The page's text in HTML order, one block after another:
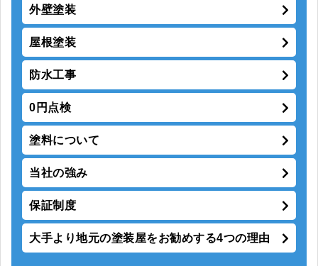
外壁塗装
屋根塗装
防水工事
0円点検
塗料について
当社の強み
保証制度
大手より地元の塗装屋をお勧めする4つの理由